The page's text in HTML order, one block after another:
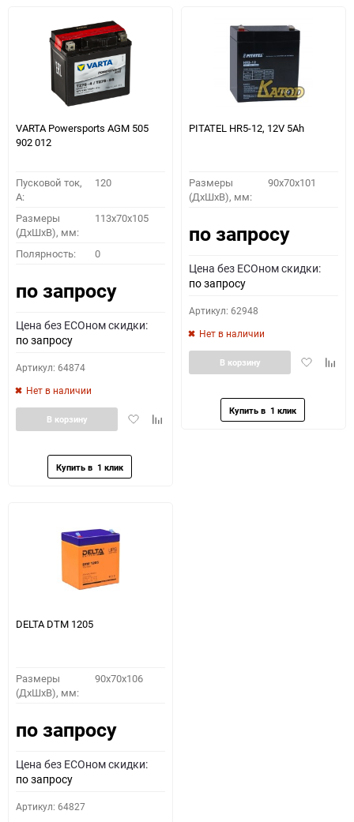
VARTA Powersports AGM 505
902 012
Пусковой ток,
A:
120
Размеры
(ДхШхВ), мм:
113x70x105
Полярность: 0
по запросу
Цена без ECOном скидки:
по запросу
Артикул: 64874
Нет в наличии
ДобавитьДобавить
В корзину
PITATEL HR5-12, 12V 5Ah
Размеры
(ДхШхВ), мм:
90x70x101
по запросу
Цена без ECOном скидки:
по запросу
Артикул: 62948
Нет в наличии
Добавить
В корзину
DELTA DTM 1205
Размеры
(ДхШхВ), мм:
90x70x106
по запросу
Цена без ECOном скидки:
по запросу
Артикул: 64827